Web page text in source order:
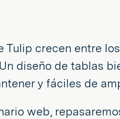
Tulip crecen entre
diseño de tablas
y fáciles de
web,